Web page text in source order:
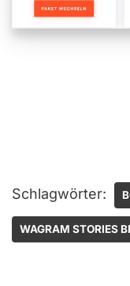
Schlagwörter:
WAGRAM STORIES